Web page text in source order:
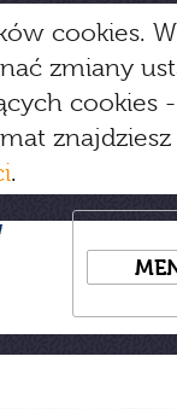
cookies.
zmiany
cookies
.